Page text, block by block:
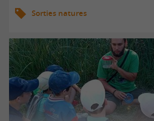
Sorties natures